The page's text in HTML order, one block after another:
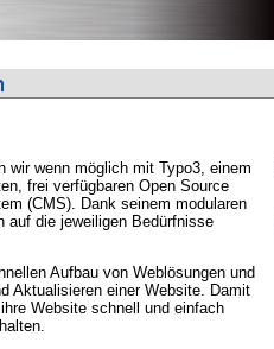
wir wenn möglich mit Typo3, einem
frei verfügbaren Open Source
(CMS). Dank seinem modularen
auf die jeweiligen Bedürfnisse
Aufbau von Weblösungen und
Aktualisieren einer Website. Damit
Website schnell und einfach